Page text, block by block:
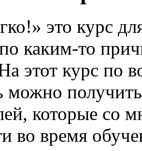
это курс
каким-то
этот курс по
можно
которые со
во время